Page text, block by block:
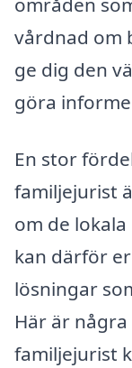
vårdnad om
ge dig den
göra
En stor
familjejurist
om de
kan därför
lösningar
Här är
familjejurist